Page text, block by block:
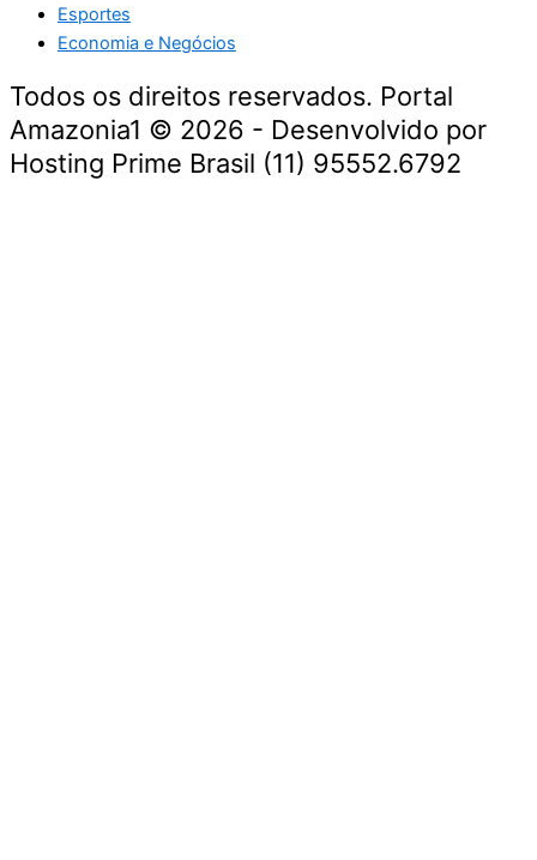
Esportes
Economia e Negócios
Todos os direitos reservados. Portal
Amazonia1 © 2026 - Desenvolvido por
Hosting Prime Brasil (11) 95552.6792